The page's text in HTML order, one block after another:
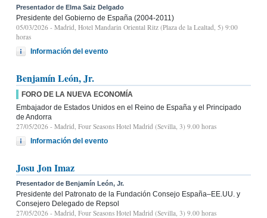
Presentador de Elma Saiz Delgado
Presidente del Gobierno de España (2004-2011)
05/03/2026 - Madrid, Hotel Mandarin Oriental Ritz (Plaza de la Lealtad, 5) 9:00
horas
Información del evento
Benjamín León, Jr.
FORO DE LA NUEVA ECONOMÍA
Embajador de Estados Unidos en el Reino de España y el Principado
de Andorra
27/05/2026 - Madrid, Four Seasons Hotel Madrid (Sevilla, 3) 9.00 horas
Información del evento
Josu Jon Imaz
Presentador de Benjamín León, Jr.
Presidente del Patronato de la Fundación Consejo España–EE.UU. y
Consejero Delegado de Repsol
27/05/2026 - Madrid, Four Seasons Hotel Madrid (Sevilla, 3) 9.00 horas